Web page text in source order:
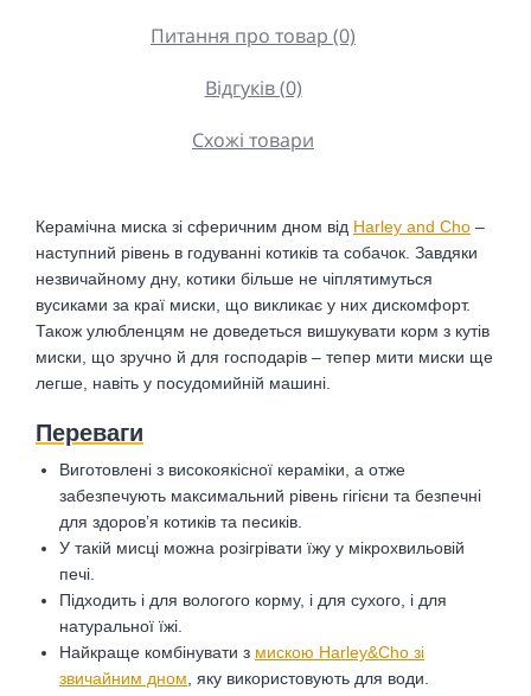
Питання про товар (0)
Відгуків (0)
Схожі товари
Керамічна миска зі сферичним дном від Harley and Cho –
наступний рівень в годуванні котиків та собачок. Завдяки
незвичайному дну, котики більше не чіплятимуться
вусиками за краї миски, що викликає у них дискомфорт.
Також улюбленцям не доведеться вишукувати корм з кутів
миски, що зручно й для господарів – тепер мити миски ще
легше, навіть у посудомийній машині.
Переваги
Виготовлені з високоякісної кераміки, а отже
забезпечують максимальний рівень гігієни та безпечні
для здоров’я котиків та песиків.
У такій мисці можна розігрівати їжу у мікрохвильовій
печі.
Підходить і для вологого корму, і для сухого, і для
натуральної їжі.
Найкраще комбінувати з мискою Harley&Cho зі
звичайним дном , яку використовують для води.